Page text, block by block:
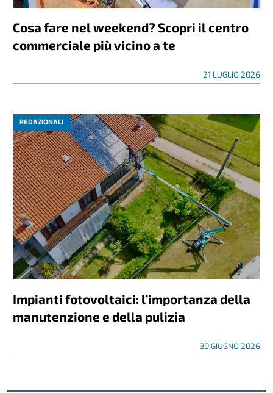
Cosa fare nel weekend? Scopri il centro
commerciale più vicino a te
21 LUGLIO 2026
REDAZIONALI
Impianti fotovoltaici: l’importanza della
manutenzione e della pulizia
30 GIUGNO 2026